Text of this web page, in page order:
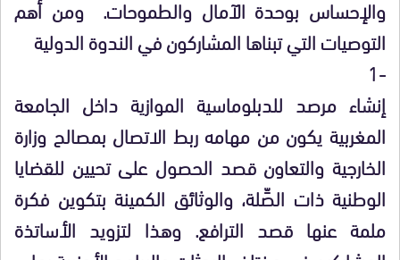
والإحساس بوحدة الآمال والطموحات. ومن أهم
التوصيات التي تبناها المشاركون في الندوة الدولية
-1
إنشاء مرصد للدبلوماسية الموازية داخل الجامعة
المغربية يكون من مهامه ربط الاتصال بمصالح وزارة
الخارجية والتعاون قصد الحصول على تحيين للقضايا
الوطنية ذات الصِّلة، والوثائق الكمينة بتكوين فكرة
ملمة عنها قصد الترافع. وهذا لتزويد الأساتذة